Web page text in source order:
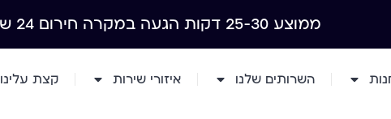
ממוצע 25-30 דקות הגעה במקרה חירום 24 שעות
השרותים שלנו איזורי שירות קצת עלינו